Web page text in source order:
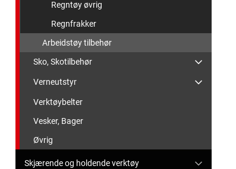
Regntøy øvrig
Regnfrakker
Arbeidstøy tilbehør
Sko, Skotilbehør
Verneutstyr
Verktøybelter
Vesker, Bager
Øvrig
Skjærende og holdende verktøy